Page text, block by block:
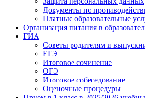
Документы по
Платные образовательные
Организация питания в
ГИА
Советы родителям и
ЕГЭ
Итоговое сочинение
ОГЭ
Итоговое собеседование
Оценочные процедуры